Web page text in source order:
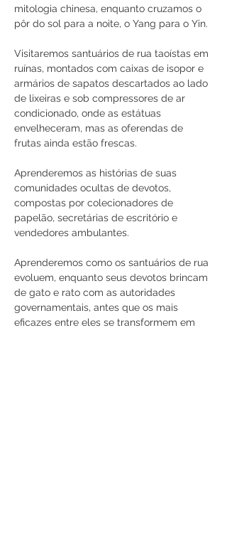
mitologia chinesa, enquanto cruzamos o
pôr do sol para a noite, o Yang para o Yin.
Visitaremos santuários de rua taoístas em
ruínas, montados com caixas de isopor e
armários de sapatos descartados ao lado
de lixeiras e sob compressores de ar
condicionado, onde as estátuas
envelheceram, mas as oferendas de
frutas ainda estão frescas.
Aprenderemos as histórias de suas
comunidades ocultas de devotos,
compostas por colecionadores de
papelão, secretárias de escritório e
vendedores ambulantes.
Aprenderemos como os santuários de rua
evoluem, enquanto seus devotos brincam
de gato e rato com as autoridades
governamentais, antes que os mais
eficazes entre eles se transformem em